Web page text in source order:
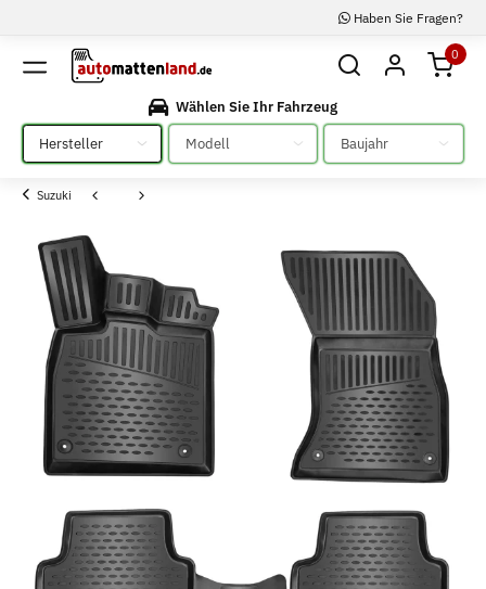
Haben Sie Fragen?
0
Wählen Sie Ihr Fahrzeug
Bitte auswählen
Bitte auswählen Bitte auswählen
Suzuki